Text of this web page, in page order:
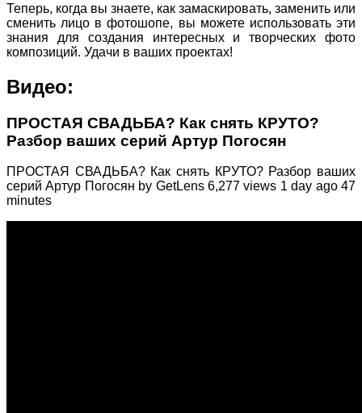
Теперь, когда вы знаете, как замаскировать, заменить или
сменить лицо в фотошопе, вы можете использовать эти
знания для создания интересных и творческих фото
композиций. Удачи в ваших проектах!
Видео:
ПРОСТАЯ СВАДЬБА? Как снять КРУТО?
Разбор ваших серий Артур Погосян
ПРОСТАЯ СВАДЬБА? Как снять КРУТО? Разбор ваших
серий Артур Погосян by GetLens 6,277 views 1 day ago 47
minutes